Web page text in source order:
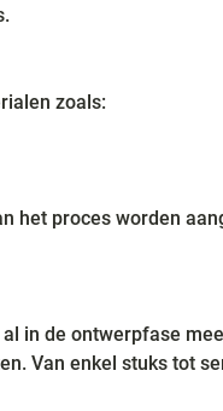
zoals:
het proces worden
in de ontwerpfase
Van enkel stuks tot